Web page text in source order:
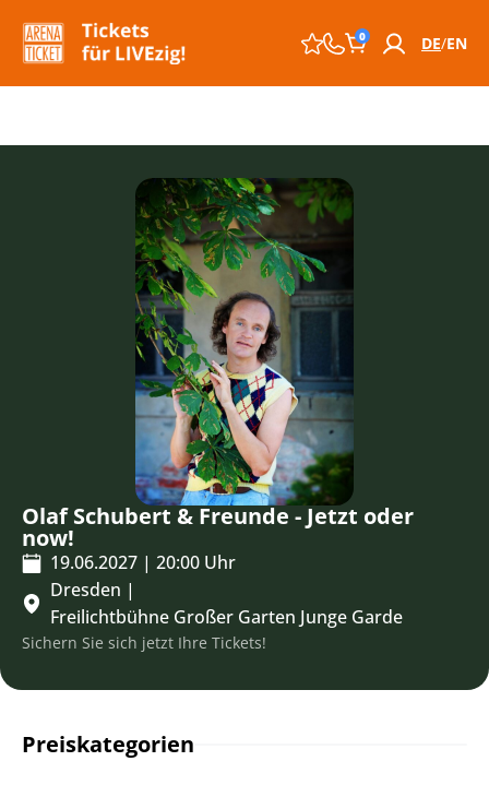
0 DE EN
Olaf Schubert & Freunde - Jetzt oder
now!
19.06.2027 | 20:00 Uhr
Dresden |
Freilichtbühne Großer Garten Junge Garde
Sichern Sie sich jetzt Ihre Tickets!
Preiskategorien